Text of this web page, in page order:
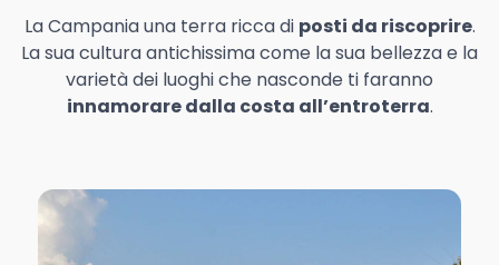
La Campania una terra ricca di posti da riscoprire.
La sua cultura antichissima come la sua bellezza e la
varietà dei luoghi che nasconde ti faranno
innamorare dalla costa all’entroterra.